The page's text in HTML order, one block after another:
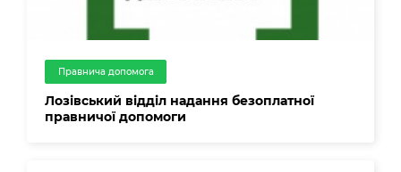
Правнича допомога
Лозівський відділ надання безоплатної
правничої допомоги